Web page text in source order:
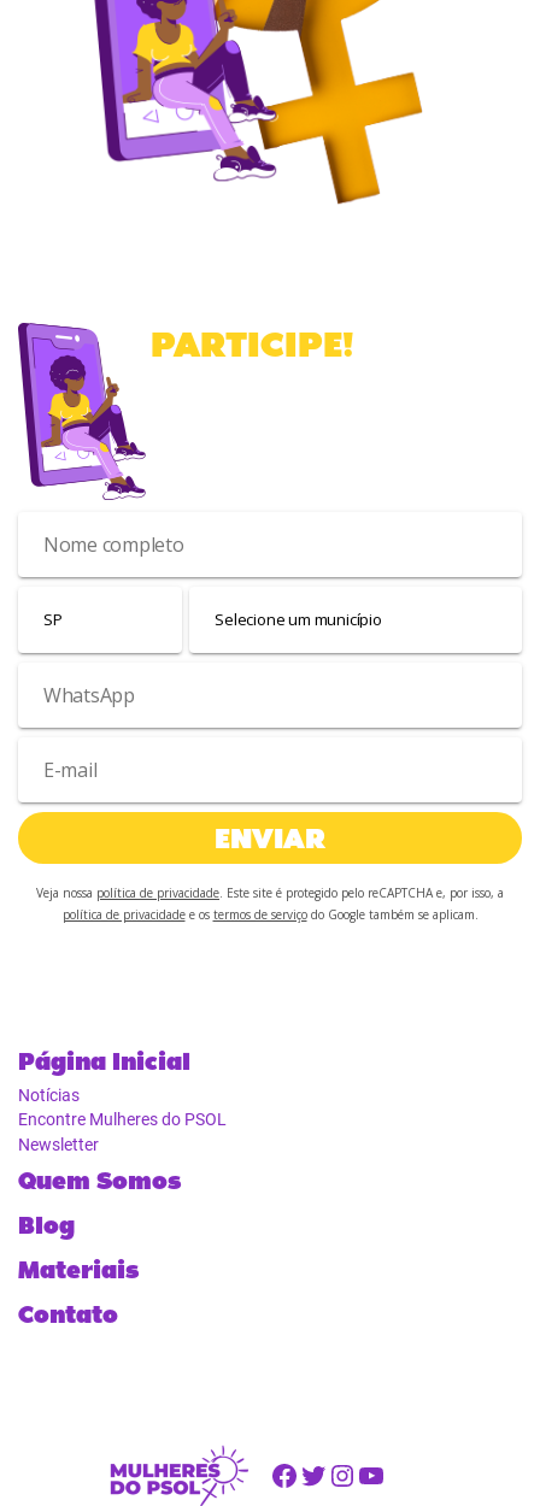
PARTICIPE!
ENVIAR
Veja nossa política de privacidade . Este site é protegido pelo reCAPTCHA e, por isso, a
política de privacidadee os termos de serviçodo Google também se aplicam.
Página Inicial
Notícias
Encontre Mulheres do PSOL
Newsletter
Quem Somos
Blog
Materiais
Contato
Facebook Twitter Instagram Youtube